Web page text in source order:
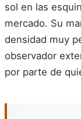
sol en las
mercado. Su
densidad muy
observador
por parte de